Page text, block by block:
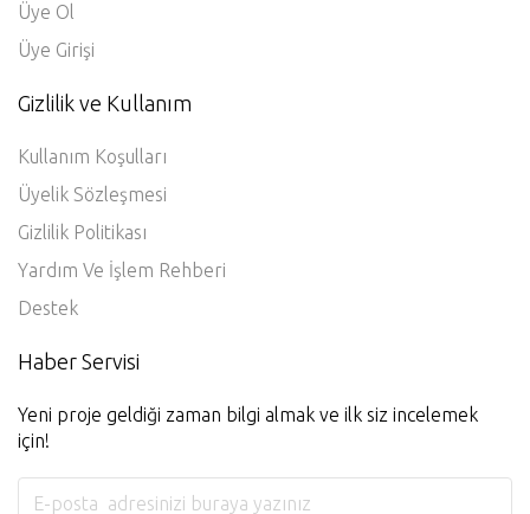
Üye Ol
Üye Girişi
Gizlilik ve Kullanım
Kullanım Koşulları
Üyelik Sözleşmesi
Gizlilik Politikası
Yardım Ve İşlem Rehberi
Destek
Haber Servisi
Yeni proje geldiği zaman bilgi almak ve ilk siz incelemek
için!